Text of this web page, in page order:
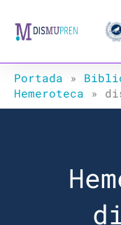
Portada »
Hemeroteca »